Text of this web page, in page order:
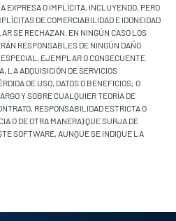
EXPRESA O IMPLÍCITA, INCLUYENDO, PERO
DE COMERCIABILIDAD E IDONEIDAD
SE RECHAZAN. EN NINGÚN CASO LOS
RESPONSABLES DE NINGÚN DAÑO
EJEMPLAR O CONSECUENTE
LA ADQUISICIÓN DE SERVICIOS
DE USO, DATOS O BENEFICIOS; O
Y SOBRE CUALQUIER TEORÍA DE
RESPONSABILIDAD ESTRICTA O
O DE OTRA MANERA) QUE SURJA DE
SOFTWARE, AUNQUE SE INDIQUE LA